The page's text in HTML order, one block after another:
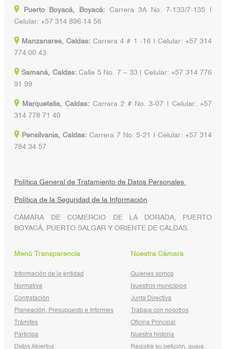
Puerto Boyacá, Boyacá:Carrera 3A No. 7-133/7-135 |
Celular: +57 314 896 14 56
Manzanares, Caldas: Carrera 4 # 1 -16 | Celular: +57 314
774 00 43
Samaná, Caldas:Calle 5 No. 7 – 33 | Celular: +57 314 776
91 99
Marquetalia, Caldas: Carrera 2 # No. 3-07 | Celular: +57
314 778 71 40
Pensilvania, Caldas:Carrera 7 No. 5-21 | Celular: +57 314
784 34 57
Política General de Tratamiento de Datos Personales
Política de la Seguridad de la Información
CÁMARA DE COMERCIO DE LA DORADA, PUERTO
BOYACÁ, PUERTO SALGAR Y ORIENTE DE CALDAS.
Menú Transparencia
Información de la entidad
Normativa
Contratación
Planeación, Presupuesto e Informes
Trámites
Participa
Datos Abiertos
Nuestra Cámara
Quienes somos
Nuestros municipios
Junta Directiva
Trabaja con nosotros
Oficina Principal
Nuestra historia
Registre su petición, queja,